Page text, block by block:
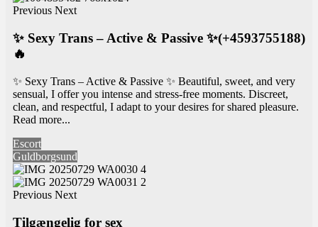
Previous Next
✨ Sexy Trans – Active & Passive ✨(+4593755188)
🔥
✨ Sexy Trans – Active & Passive ✨ Beautiful, sweet, and very
sensual, I offer you intense and stress-free moments. Discreet,
clean, and respectful, I adapt to your desires for shared pleasure.
Read more...
Escort
Guldborgsund
Previous Next
Tilgængelig for sex